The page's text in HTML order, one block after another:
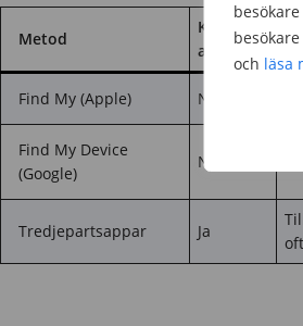
och läsa
Metod
Kräver
app
Find My (Apple) Nej
Find My Device
(Google)
Nej
Tredjepartsappar Ja